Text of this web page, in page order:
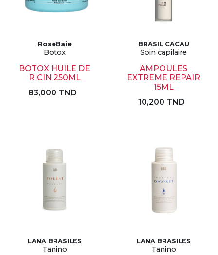
RoseBaie
Botox
BOTOX HUILE DE
RICIN 250ML
83,000 TND
BRASIL CACAU
Soin capilaire
AMPOULES
EXTREME REPAIR
15ML
10,200 TND
LANA BRASILES
Tanino
LANA BRASILES
Tanino